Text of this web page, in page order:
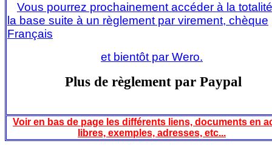
Vous pourrez prochainement accéder à la
la base suite à un règlement par virement, chèque
Français
et bientôt par Wero.
Plus de règlement par Paypal
Voir en bas de page les différents liens, documents en
libres, exemples, adresses, etc...